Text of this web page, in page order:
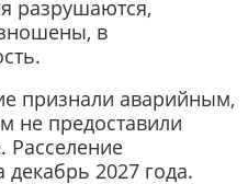
разрушаются,
в
признали аварийным,
не предоставили
Расселение
2027 года.